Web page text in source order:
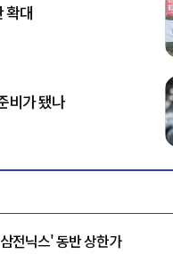
확대
비가 됐나
전닉스' 동반 상한가